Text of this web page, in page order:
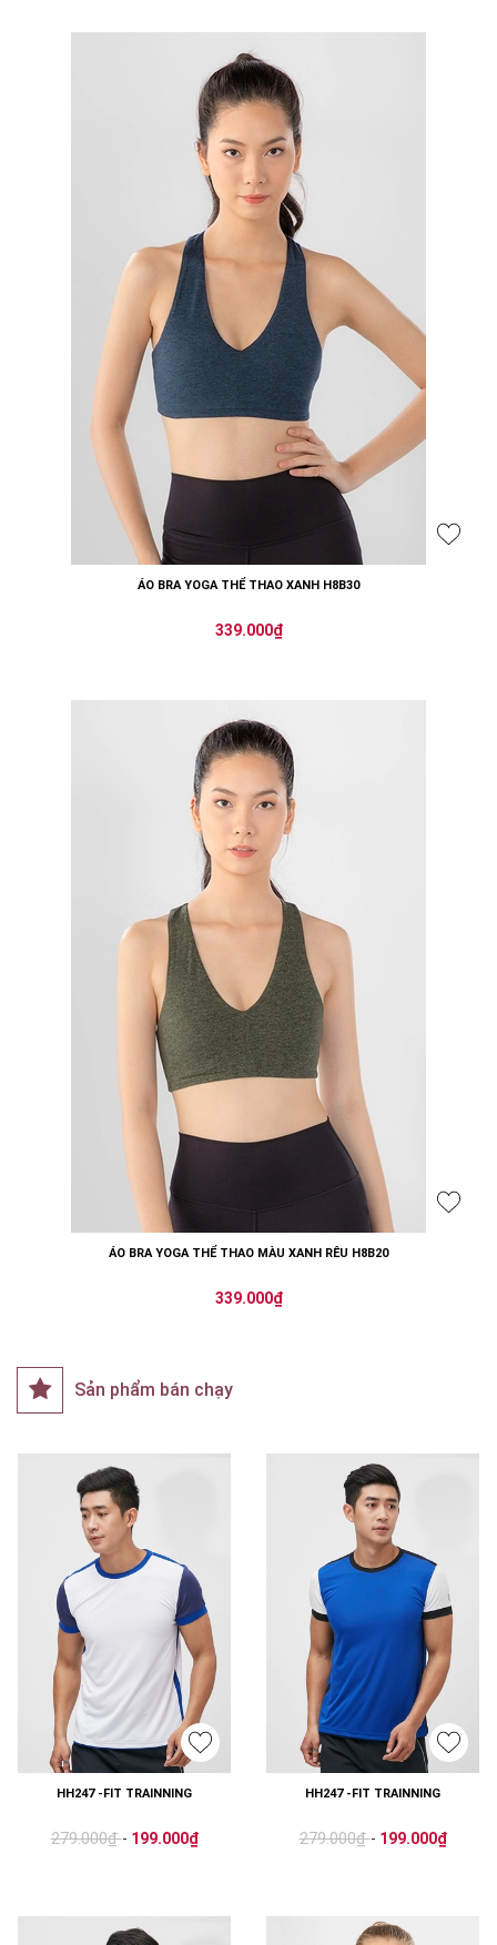
ÁO BRA YOGA THỂ THAO XANH H8B30
339.000₫
ÁO BRA YOGA THỂ THAO MÀU XANH RÊU H8B20
339.000₫
Sản phẩm bán chạy
HH247 -FIT TRAINNING
279.000₫- 199.000₫
HH247 -FIT TRAINNING
279.000₫- 199.000₫